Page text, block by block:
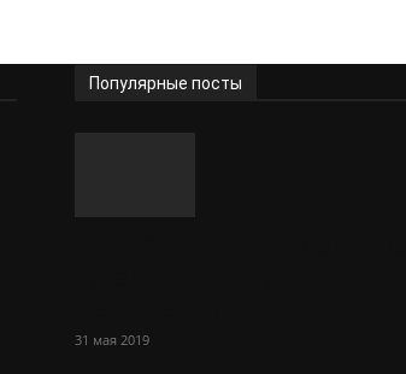
Популярные посты
31 мая 2019